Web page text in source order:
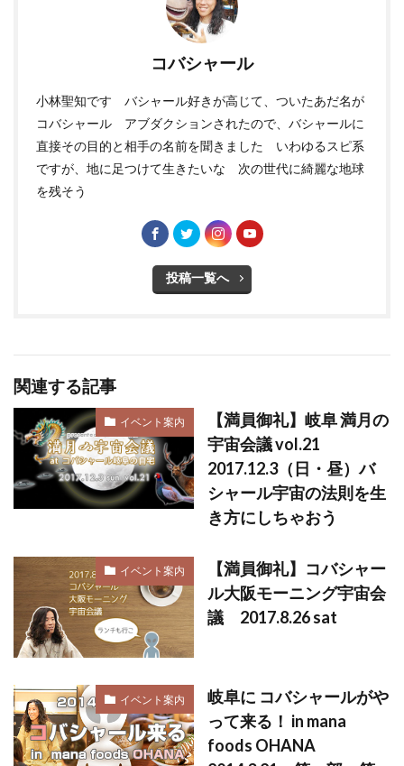
コバシャール
小林聖知です バシャール好きが高じて、ついたあだ名が
コバシャール アブダクションされたので、バシャールに
直接その目的と相手の名前を聞きました いわゆるスピ系
ですが、地に足つけて生きたいな 次の世代に綺麗な地球
を残そう
投稿一覧へ
関連する記事
イベント案内
【満員御礼】岐阜 満月の
宇宙会議 vol.21
2017.12.3（日・昼）バ
シャール宇宙の法則を生
き方にしちゃおう
イベント案内
【満員御礼】コバシャー
ル大阪モーニング宇宙会
議 2017.8.26 sat
イベント案内
岐阜に コバシャールがや
って来る！ in mana
foods OHANA